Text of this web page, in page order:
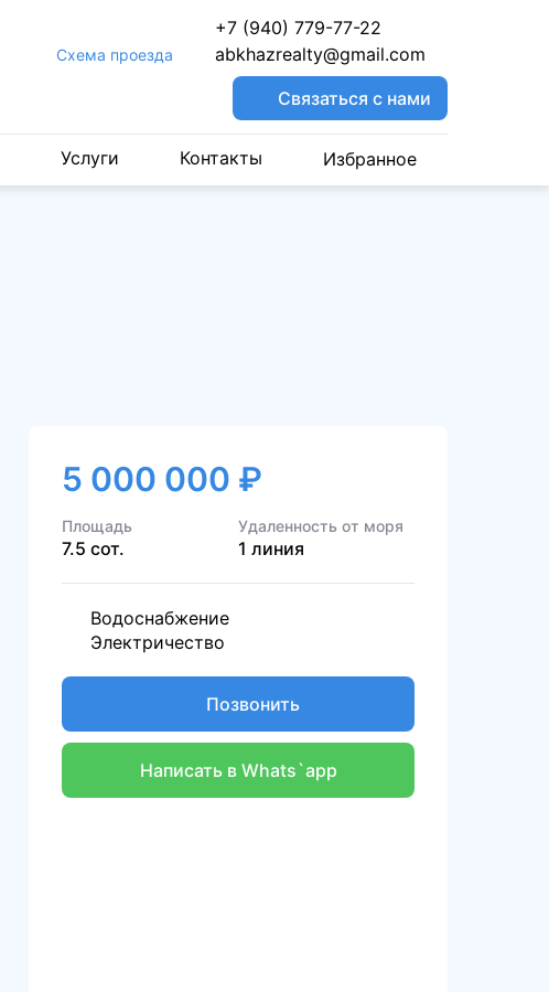
Cхема проезда
+7 (940) 779-77-22
abkhazrealty@gmail.com
Связаться с нами
Услуги Контакты Избранное
5 000 000 ₽
Площадь
7.5 сот.
Удаленность от моря
1 линия
Водоснабжение
Электричество
Позвонить
Написать в Whats`app